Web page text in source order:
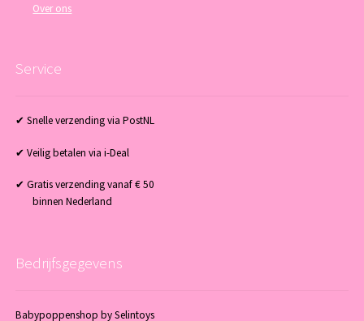
Over ons
Service
✔ Snelle verzending via PostNL
✔ Veilig betalen via i-Deal
✔ Gratis verzending vanaf € 50
binnen Nederland
Bedrijfsgegevens
Babypoppenshop by Selintoys